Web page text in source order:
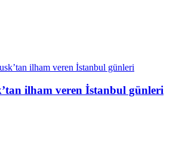
ilham veren İstanbul günleri
ilham veren İstanbul günleri